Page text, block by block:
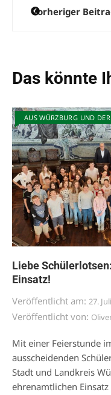
Vorheriger
Das könnte
AUS WÜRZBURG UND
Liebe
Einsatz!
Veröffentlicht am: 27.
Veröffentlicht von:
Mit einer Feierstunde
ausscheidenden
Stadt und Landkreis
ehrenamtlichen